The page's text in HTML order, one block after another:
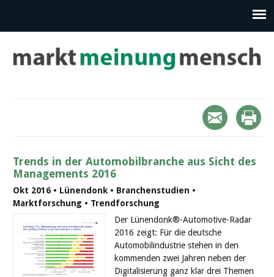
Trends in der Automobilbranche aus Sicht des
Managements 2016
Okt 2016 • Lünendonk • Branchenstudien •
Marktforschung • Trendforschung
Der Lünendonk®-Automotive-Radar
2016 zeigt: Für die deutsche
Automobilindustrie stehen in den
kommenden zwei Jahren neben der
Digitalisierung ganz klar drei Themen